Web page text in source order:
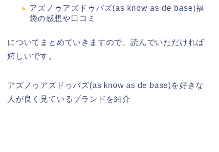
アズノゥアズドゥバズ(as know as de base)福
袋の感想や口コミ
についてまとめていきますので、読んでいただければ
嬉しいです。
アズノゥアズドゥバズ(as know as de base)を好きな
人が良く見ているブランドを紹介